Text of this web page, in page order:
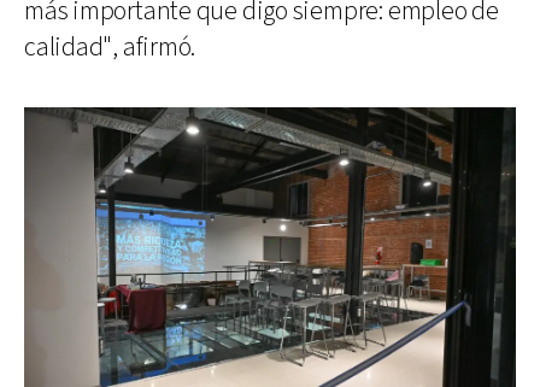
más importante que digo siempre: empleo de
calidad", afirmó.